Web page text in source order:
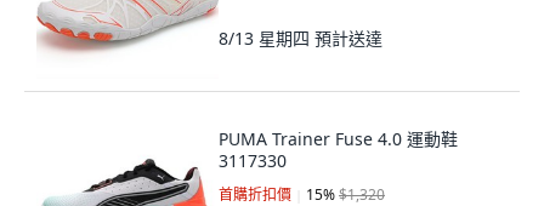
8/13 星期四 預計送達
PUMA Trainer Fuse 4.0 運動鞋
3117330
首購折扣價 15%$1,320